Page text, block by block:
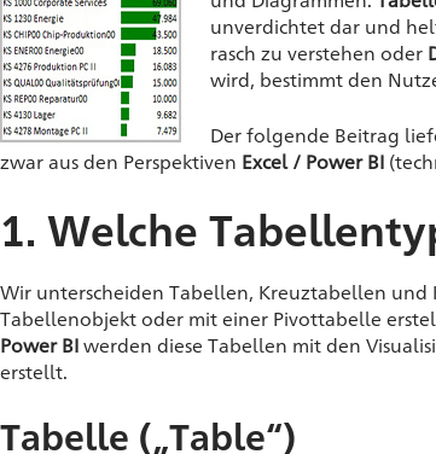
unverdichtet dar und
rasch zu verstehen oder
wird, bestimmt den
Der folgende Beitrag
zwar aus den Perspektiven Excel / Power BI
1. Welche
Wir unterscheiden Tabellen, Kreuztabellen und
Tabellenobjekt oder mit einer Pivottabelle
Power BI werden diese Tabellen mit den
erstellt.
Tabelle („Table“)